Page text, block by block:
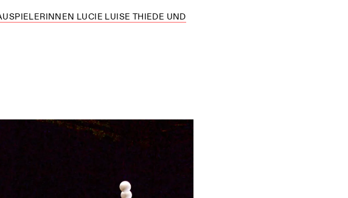
LUCIE LUISE THIEDE UND